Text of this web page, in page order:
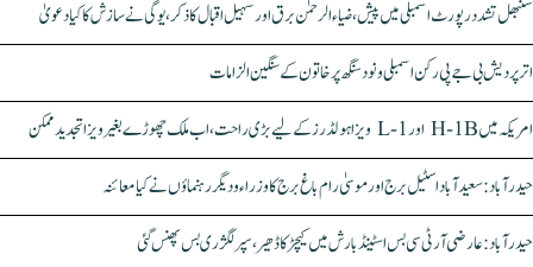
سنبھل تشدد رپورٹ اسمبلی میں پیش، ضیاء الرحمٰن برق اور سہیل اقبال کا ذکر، یوگی نے سازش کا کیا دعویٰ
اتر پردیش بی جے پی رکن اسمبلی ونود سنگھ پر خاتون کے سنگین الزامات
امریکہ میں H-1B اور L-1 ویزا ہولڈرز کے لیے بڑی راحت، اب ملک چھوڑے بغیر ویزا تجدید ممکن
حیدرآباد: سعیدآباد اسٹیل برج اور موسیٰ رام باغ برج کا وزراء و دیگر رہنماؤں نے کیا معائنہ
حیدرآباد: عارضی آر ٹی سی بس اسٹینڈ بارش میں کیچڑ کا ڈھیر، سپر لگژری بس پھنس گئی